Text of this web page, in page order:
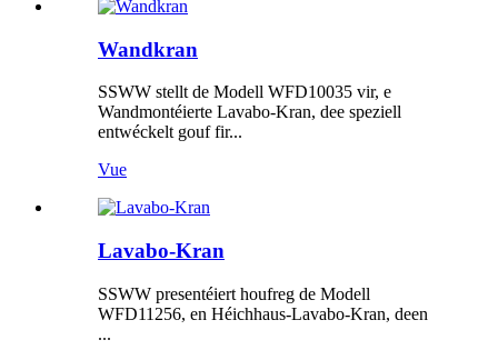
Wandkran
SSWW stellt de Modell WFD10035 vir, e
Wandmontéierte Lavabo-Kran, dee speziell
entwéckelt gouf fir...
Vue
Lavabo-Kran
SSWW presentéiert houfreg de Modell
WFD11256, en Héichhaus-Lavabo-Kran, deen
...